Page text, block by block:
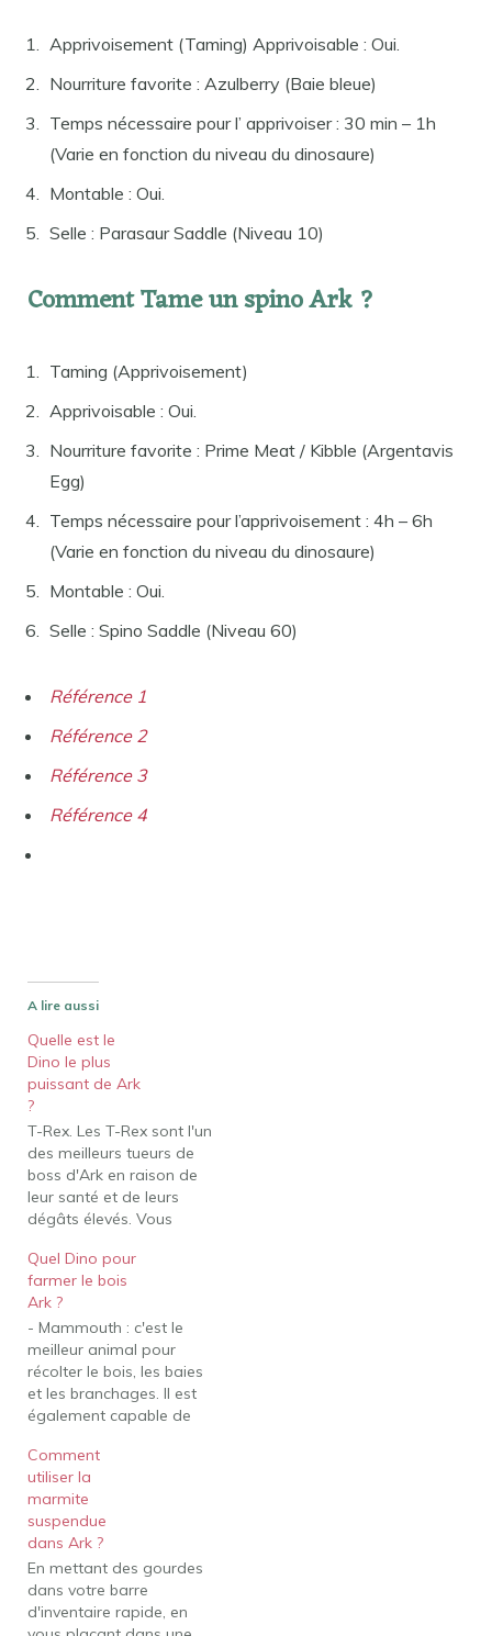
Apprivoisement (Taming) Apprivoisable : Oui.
Nourriture favorite : Azulberry (Baie bleue)
Temps nécessaire pour l’ apprivoiser : 30 min – 1h
(Varie en fonction du niveau du dinosaure)
Montable : Oui.
Selle : Parasaur Saddle (Niveau 10)
Comment Tame un spino Ark ?
Taming (Apprivoisement)
Apprivoisable : Oui.
Nourriture favorite : Prime Meat / Kibble (Argentavis
Egg)
Temps nécessaire pour l’apprivoisement : 4h – 6h
(Varie en fonction du niveau du dinosaure)
Montable : Oui.
Selle : Spino Saddle (Niveau 60)
Référence 1
Référence 2
Référence 3
Référence 4
A lire aussi
Quelle est le
Dino le plus
puissant de Ark
?
T-Rex. Les T-Rex sont l'un
des meilleurs tueurs de
boss d'Ark en raison de
leur santé et de leurs
dégâts élevés. Vous
utiliser comme
ramasseurs de viande,
transporteurs et comme
réservoir pour les
dommages. Mais encore,
Quel est le meilleur
dinosaure de Ark ?
Ankylosaure. L'Ankylo
Quel Dino pour
farmer le bois
Ark ?
- Mammouth : c'est le
meilleur animal pour
récolter le bois, les baies
et les branchages. Il est
également capable de
dinosaures. Mais encore,
Comment faire
reproduire des Dino Ark ?
Apprivoiser ensuite un
mâle et une femelle de la
même espèce, pour
pouvoir les faire…
Comment
utiliser la
marmite
suspendue
dans Ark ?
En mettant des gourdes
dans votre barre
d'inventaire rapide, en